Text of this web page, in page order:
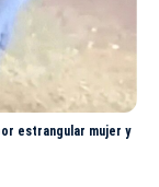
estrangular mujer y